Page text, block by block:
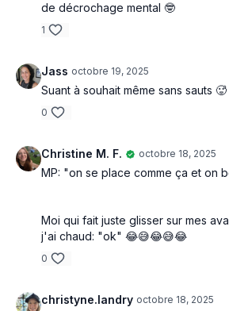
de décrochage mental 🤓
1
Jass octobre 19, 2025
Suant à souhait même sans sauts 🥵
0
Christine M. F. octobre 18, 2025
MP: "on se place comme ça et on
Moi qui fait juste glisser sur mes
j'ai chaud: "ok" 😂😅😂😅😂
0
christyne.landry octobre 18, 2025